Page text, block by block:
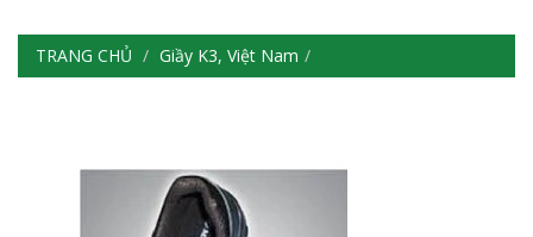
TRANG CHỦ Giầy K3, Việt Nam